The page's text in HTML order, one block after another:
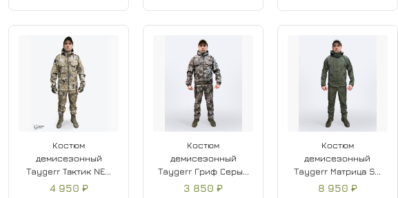
Костюм
демисезонный
Taygerr Тактик NE...
4 950 ₽
Костюм
демисезонный
Taygerr Гриф Серы...
3 850 ₽
Костюм
демисезонный
Taygerr Матрица S...
8 950 ₽